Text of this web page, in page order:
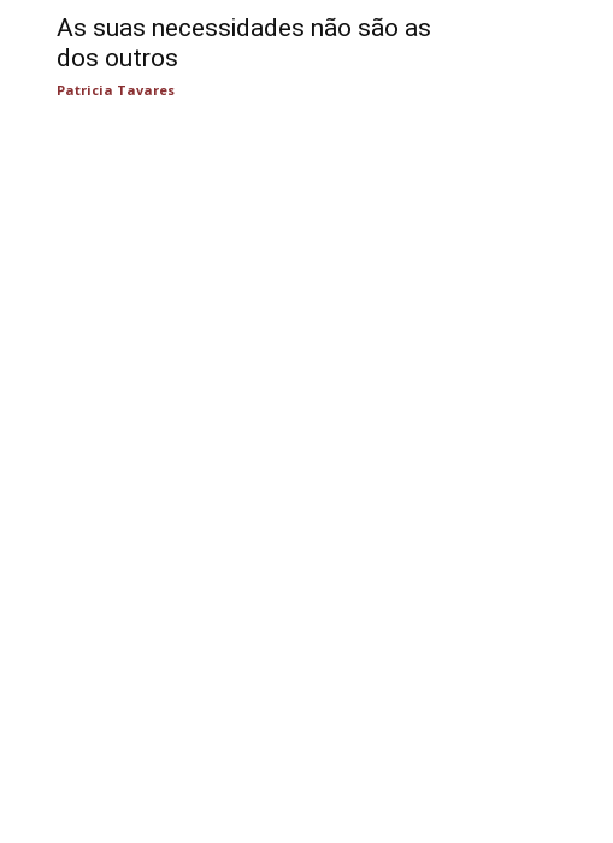
As suas necessidades não são as
dos outros
Patricia Tavares